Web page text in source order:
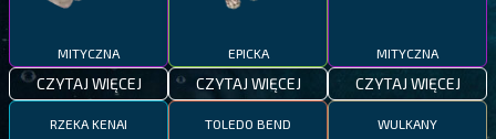
MITYCZNA
CZYTAJ WIĘCEJ
EPICKA
CZYTAJ WIĘCEJ
MITYCZNA
CZYTAJ WIĘCEJ
RZEKA KENAI TOLEDO BEND WULKANY